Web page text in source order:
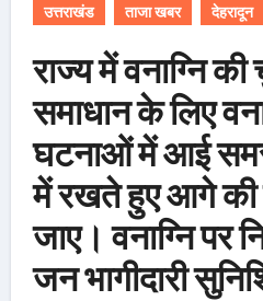
उत्तराखंड ताजा खबर देहरादून
राज्य में वनाग्नि की
समाधान के लिए
घटनाओं में आई
में रखते हुए आगे की
जाए। वनाग्नि पर
जन भागीदारी